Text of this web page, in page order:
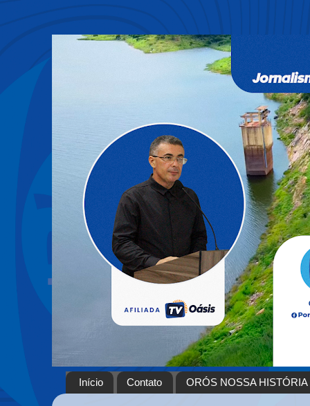
Início Contato ORÓS NOSSA HISTÓRIA